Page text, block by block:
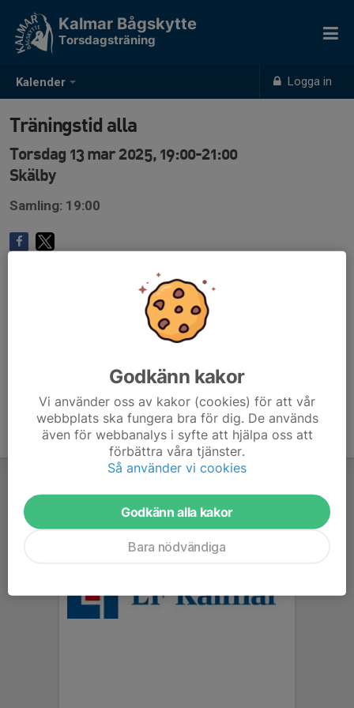
Kalender Logga in
Kalmar Bågskytte
Torsdagsträning
Träningstid alla
Torsdag 13 mar 2025, 19:00-21:00
Skälby
Samling: 19:00
Godkänn kakor
Vi använder oss av kakor (cookies) för att vår
webbplats ska fungera bra för dig. De används
även för webbanalys i syfte att hjälpa oss att
förbättra våra tjänster.
Så använder vi cookies
Godkänn alla kakor
Bara nödvändiga